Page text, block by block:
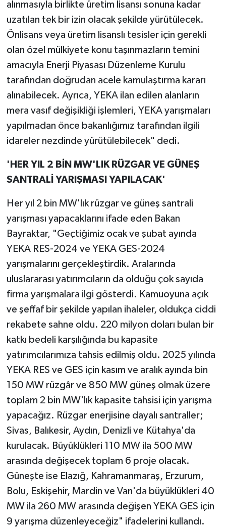
alınmasıyla birlikte üretim lisansı sonuna kadar
uzatılan tek bir izin olacak şekilde yürütülecek.
Önlisans veya üretim lisanslı tesisler için gerekli
olan özel mülkiyete konu taşınmazların temini
amacıyla Enerji Piyasası Düzenleme Kurulu
tarafından doğrudan acele kamulaştırma kararı
alınabilecek. Ayrıca, YEKA ilan edilen alanların
mera vasıf değişikliği işlemleri, YEKA yarışmaları
yapılmadan önce bakanlığımız tarafından ilgili
idareler nezdinde yürütülebilecek" dedi.
'HER YIL 2 BİN MW'LIK RÜZGAR VE GÜNEŞ
SANTRALİ YARIŞMASI YAPILACAK'
Her yıl 2 bin MW'lık rüzgar ve güneş santrali
yarışması yapacaklarını ifade eden Bakan
Bayraktar, "Geçtiğimiz ocak ve şubat ayında
YEKA RES-2024 ve YEKA GES-2024
yarışmalarını gerçekleştirdik. Aralarında
uluslararası yatırımcıların da olduğu çok sayıda
firma yarışmalara ilgi gösterdi. Kamuoyuna açık
ve şeffaf bir şekilde yapılan ihaleler, oldukça ciddi
rekabete sahne oldu. 220 milyon doları bulan bir
katkı bedeli karşılığında bu kapasite
yatırımcılarımıza tahsis edilmiş oldu. 2025 yılında
YEKA RES ve GES için kasım ve aralık ayında bin
150 MW rüzgâr ve 850 MW güneş olmak üzere
toplam 2 bin MW'lık kapasite tahsisi için yarışma
yapacağız. Rüzgar enerjisine dayalı santraller;
Sivas, Balıkesir, Aydın, Denizli ve Kütahya'da
kurulacak. Büyüklükleri 110 MW ila 500 MW
arasında değişecek toplam 6 proje olacak.
Güneşte ise Elazığ, Kahramanmaraş, Erzurum,
Bolu, Eskişehir, Mardin ve Van'da büyüklükleri 40
MW ila 260 MW arasında değişen YEKA GES için
9 yarışma düzenleyeceğiz" ifadelerini kullandı.